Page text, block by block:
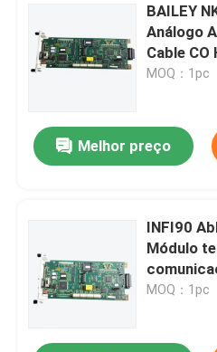
Módulos de comando de
Módulo Bachmann
Partes de PLC de
BAILEY
Análogo
Cable
MOQ：1pc
Melhor preço
INFI90
Módulo
MOQ：1pc